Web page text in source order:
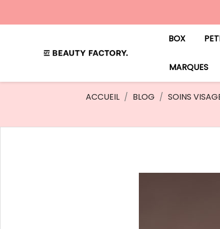
BOX
MARQUES
ACCUEIL BLOG SOINS